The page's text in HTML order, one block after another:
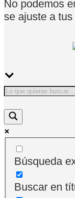
No podemos
se ajuste a tus
Búsqueda
Buscar en